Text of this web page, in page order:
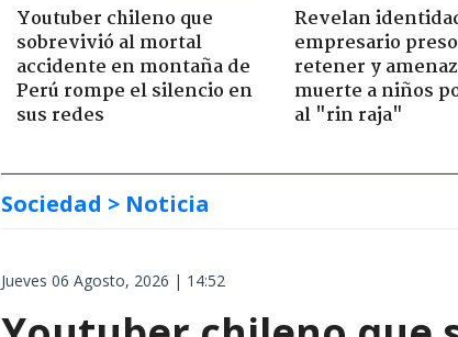
Youtuber chileno que
sobrevivió al mortal
accidente en montaña de
Perú rompe el silencio en
sus redes
Revelan
empresario
retener y
muerte a niños
al "rin raja"
Sociedad > Noticia
Jueves 06 Agosto, 2026 | 14:52